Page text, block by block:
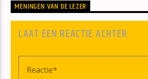
MENINGEN VAN DE LEZER
LAAT EEN REACTIE ACHTER